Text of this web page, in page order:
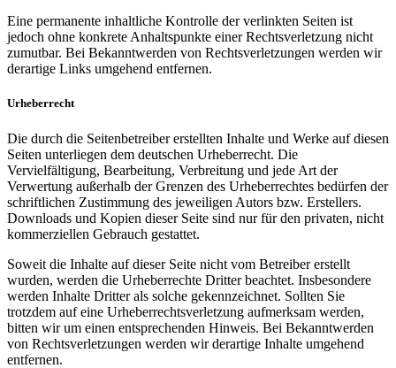
Eine permanente inhaltliche Kontrolle der verlinkten Seiten ist
jedoch ohne konkrete Anhaltspunkte einer Rechtsverletzung nicht
zumutbar. Bei Bekanntwerden von Rechtsverletzungen werden wir
derartige Links umgehend entfernen.
Urheberrecht
Die durch die Seitenbetreiber erstellten Inhalte und Werke auf diesen
Seiten unterliegen dem deutschen Urheberrecht. Die
Vervielfältigung, Bearbeitung, Verbreitung und jede Art der
Verwertung außerhalb der Grenzen des Urheberrechtes bedürfen der
schriftlichen Zustimmung des jeweiligen Autors bzw. Erstellers.
Downloads und Kopien dieser Seite sind nur für den privaten, nicht
kommerziellen Gebrauch gestattet.
Soweit die Inhalte auf dieser Seite nicht vom Betreiber erstellt
wurden, werden die Urheberrechte Dritter beachtet. Insbesondere
werden Inhalte Dritter als solche gekennzeichnet. Sollten Sie
trotzdem auf eine Urheberrechtsverletzung aufmerksam werden,
bitten wir um einen entsprechenden Hinweis. Bei Bekanntwerden
von Rechtsverletzungen werden wir derartige Inhalte umgehend
entfernen.